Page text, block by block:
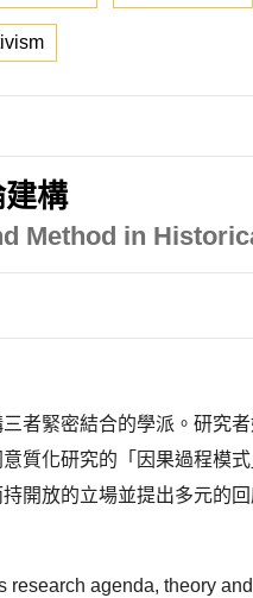
構
Method in
者緊密結合的學派。研究
質化研究的「因果過程模
開放的立場並提出多元的
agenda, theory